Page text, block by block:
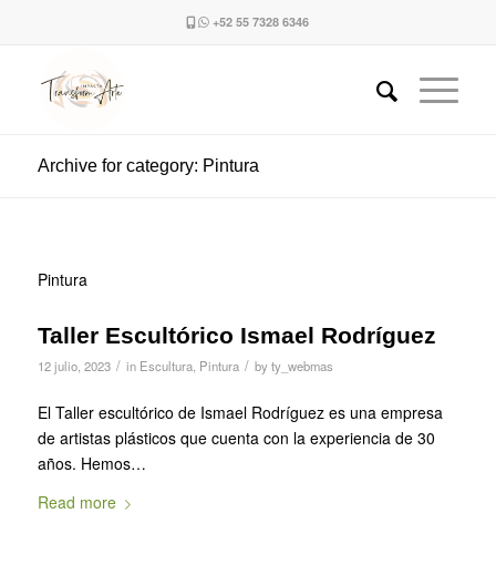
+52 55 7328 6346
Archive for category: Pintura
Pintura
Taller Escultórico Ismael Rodríguez
12 julio, 2023 / in Escultura, Pintura / byty_webmas
El Taller escultórico de Ismael Rodríguez es una empresa
de artistas plásticos que cuenta con la experiencia de 30
años. Hemos…
Read more